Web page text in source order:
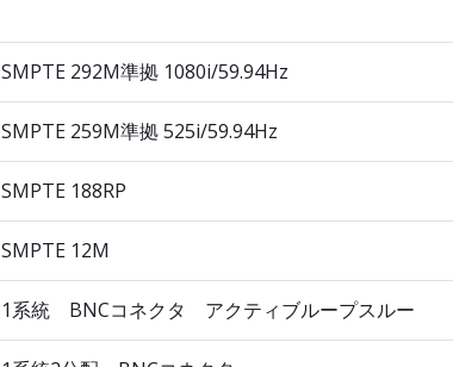
SMPTE 292M準拠 1080i/59.94Hz
SMPTE 259M準拠 525i/59.94Hz
SMPTE 188RP
SMPTE 12M
1系統 BNCコネクタ アクティブループスルー